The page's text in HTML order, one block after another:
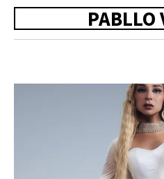
PABLLO